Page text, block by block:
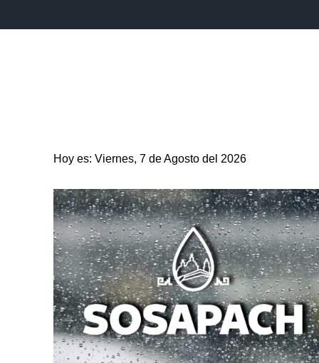
ENTRETENIMIENTO SALUD DEPORTES
Hoy es: Viernes, 7 de Agosto del 2026